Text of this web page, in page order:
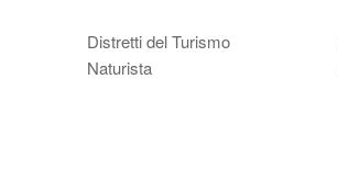
Distretti del Turismo
Naturista